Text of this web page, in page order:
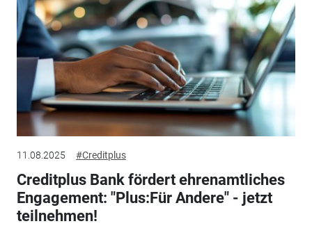
11.08.2025 #Creditplus
Creditplus Bank fördert ehrenamtliches
Engagement: "Plus:Für Andere" - jetzt
teilnehmen!